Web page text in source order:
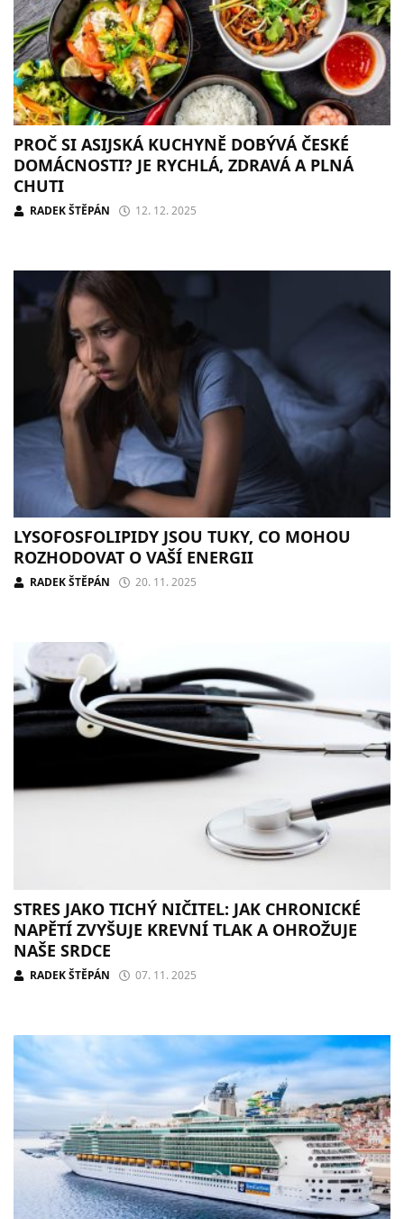
PROČ SI ASIJSKÁ KUCHYNĚ DOBÝVÁ ČESKÉ
DOMÁCNOSTI? JE RYCHLÁ, ZDRAVÁ A PLNÁ
CHUTI
RADEK ŠTĚPÁN 12. 12. 2025
LYSOFOSFOLIPIDY JSOU TUKY, CO MOHOU
ROZHODOVAT O VAŠÍ ENERGII
RADEK ŠTĚPÁN 20. 11. 2025
STRES JAKO TICHÝ NIČITEL: JAK CHRONICKÉ
NAPĚTÍ ZVYŠUJE KREVNÍ TLAK A OHROŽUJE
NAŠE SRDCE
RADEK ŠTĚPÁN 07. 11. 2025